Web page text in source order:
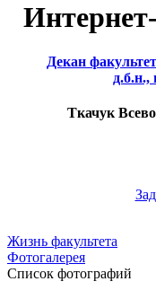
Декан
д.б.н.,
Ткачук
Жизнь факультета
Фотогалерея
Список фотографий